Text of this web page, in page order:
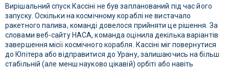
Вирішальний спуск Кассіні не був запланований під час його
запуску. Оскільки на космічному кораблі не вистачало
ракетного палива, команді довелося прийняти це рішення. За
словами веб-сайту НАСА, команда оцінила декілька варіантів
завершення місії космічного корабля. Кассіні міг повернутися
до Юпітера або відправитися до Урану, залишаючись на більш
стабільній (але менш науково цікавій) орбіті або навіть